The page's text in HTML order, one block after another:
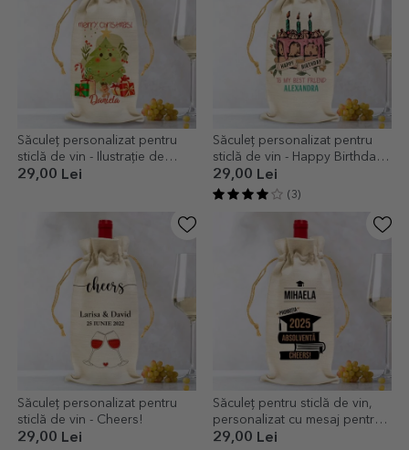
Săculeț personalizat pentru
sticlă de vin - Ilustrație de
Crăciun
29,00 Lei
Săculeț personalizat pentru
sticlă de vin - Happy Birthday
Retro
29,00 Lei
(3)
Săculeț personalizat pentru
sticlă de vin - Cheers!
29,00 Lei
Săculeț pentru sticlă de vin,
personalizat cu mesaj pentru
absolventi
29,00 Lei